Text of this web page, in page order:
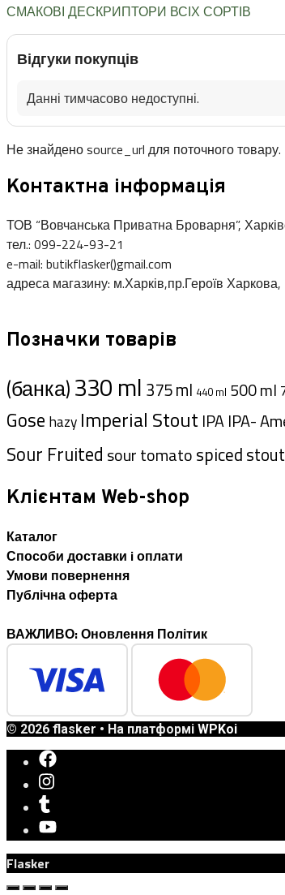
СМАКОВІ ДЕСКРИПТОРИ ВСІХ СОРТІВ
Відгуки покупців
Данні тимчасово недоступні.
Не знайдено source_url для поточного товару.
Контактна інформація
ТОВ “Вовчанська Приватна Броварня”,
тел.: 099-224-93-21
e-mail: butikflasker()gmail.com
адреса магазину: м.Харків,пр.Героїв
Позначки товарів
(банка)330 ml 375 ml 440 ml 500 ml
Gose hazy Imperial Stout IPA IPA-
Sour Fruited sour tomatospicedstout
Клієнтам Web-shop
Каталог
Способи доставки i оплати
Умови повернення
Публічна оферта
ВАЖЛИВО: Оновлення Політик
© 2026 flasker • На платформі WPKoi
Flasker